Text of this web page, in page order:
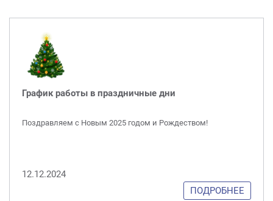
График работы в праздничные дни
Поздравляем с Новым 2025 годом и Рождеством!
12.12.2024
ПОДРОБНЕЕ